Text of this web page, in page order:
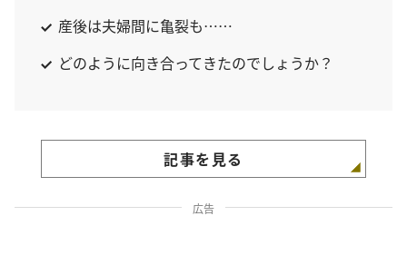
産後は夫婦間に亀裂も……
どのように向き合ってきたのでしょうか？
記事を見る
広告